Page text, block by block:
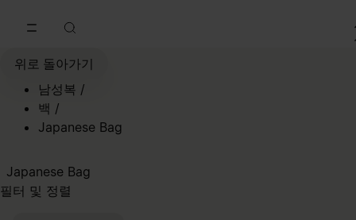
위로 돌아가기
남성복 /
백 /
Japanese Bag
Japanese Bag
필터 및 정렬